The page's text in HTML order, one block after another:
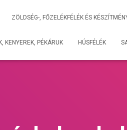
ZÖLDSÉG-, FŐZELÉKFÉLÉK ÉS
KENYEREK, PÉKÁRUK HÚSFÉLÉK